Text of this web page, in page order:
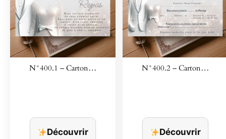
N°400.1 – Carton…
Découvrir
N°400.2 – Carton…
Découvrir